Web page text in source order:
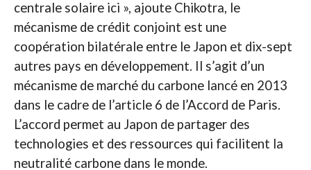
centrale solaire ici », ajoute Chikotra, le
mécanisme de crédit conjoint est une
coopération bilatérale entre le Japon et dix-sept
autres pays en développement. Il s’agit d’un
mécanisme de marché du carbone lancé en 2013
dans le cadre de l’article 6 de l’Accord de Paris.
L’accord permet au Japon de partager des
technologies et des ressources qui facilitent la
neutralité carbone dans le monde.